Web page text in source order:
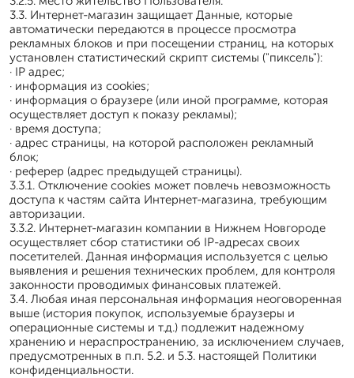
3.3. Интернет-магазин защищает Данные, которые
автоматически передаются в процессе просмотра
рекламных блоков и при посещении страниц, на которых
установлен статистический скрипт системы ("пиксель"):
· IP адрес;
· информация из cookies;
· информация о браузере (или иной программе, которая
осуществляет доступ к показу рекламы);
· время доступа;
· адрес страницы, на которой расположен рекламный
блок;
· реферер (адрес предыдущей страницы).
3.3.1. Отключение cookies может повлечь невозможность
доступа к частям сайта Интернет-магазина, требующим
авторизации.
3.3.2. Интернет-магазин компании в Нижнем Новгороде
осуществляет сбор статистики об IP-адресах своих
посетителей. Данная информация используется с целью
выявления и решения технических проблем, для контроля
законности проводимых финансовых платежей.
3.4. Любая иная персональная информация неоговоренная
выше (история покупок, используемые браузеры и
операционные системы и т.д.) подлежит надежному
хранению и нераспространению, за исключением случаев,
предусмотренных в п.п. 5.2. и 5.3. настоящей Политики
конфиденциальности.